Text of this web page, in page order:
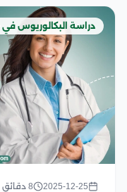
دراسة البكالوريوس في
2025-12-25 8 دقائق قراءة